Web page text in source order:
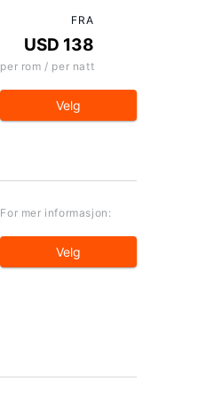
FRA
USD 138
per rom / per natt
Velg
For mer informasjon:
Velg